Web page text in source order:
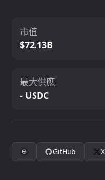
市值
$72.13B
最大供應
- USDC
GitHub X